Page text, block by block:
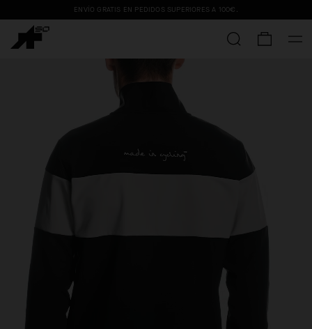
ENVÍO GRATIS EN PEDIDOS SUPERIORES A 100€ .